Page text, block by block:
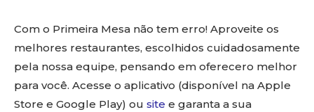
Com o Primeira Mesa não tem erro! Aproveite os
melhores restaurantes, escolhidos cuidadosamente
pela nossa equipe, pensando em oferecero melhor
para você. Acesse o aplicativo (disponível na Apple
Store e Google Play) ou site e garanta a sua